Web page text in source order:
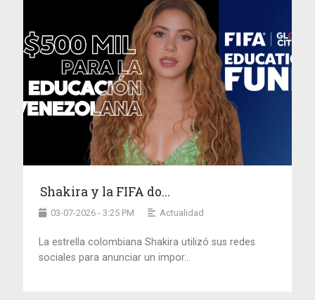
Shakira y la FIFA do...
03-07-2026 - 3:25 PM Actualidad
La estrella colombiana Shakira utilizó sus redes
sociales para anunciar un impor...